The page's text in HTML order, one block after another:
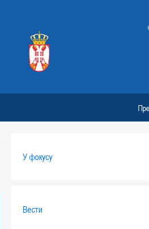
У фокусу
Вести